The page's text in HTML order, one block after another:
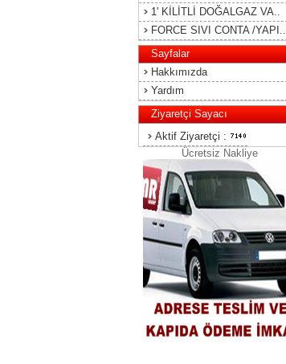
1' KİLİTLİ DOĞALGAZ VA..
FORCE SIVI CONTA /YAPI..
Sayfalar
Hakkımızda
Yardım
Ziyaretçi Sayacı
Aktif Ziyaretçi :
Ücretsiz Nakliye